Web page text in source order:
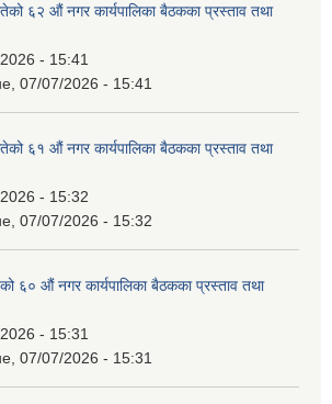
६२ औं नगर कार्यपालिका बैठकका प्रस्ताव तथा
- 15:41
07/07/2026 - 15:41
६१ औं नगर कार्यपालिका बैठकका प्रस्ताव तथा
- 15:32
07/07/2026 - 15:32
६० औं नगर कार्यपालिका बैठकका प्रस्ताव तथा
- 15:31
07/07/2026 - 15:31